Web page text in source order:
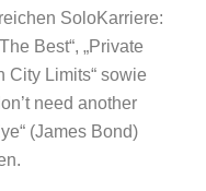
SoloKarriere:
Best“, „Private
City Limits“ sowie
need another
(James Bond)